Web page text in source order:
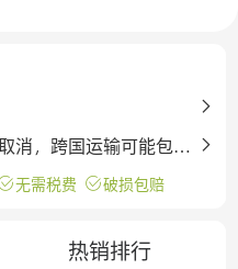
消，跨国运输可能包裹
，不同批次保质期有差
即默认接受。
无需税费 破损包赔
热销排行
物车
尿布霜 10ml 纯凡士
物车
剩余库存27